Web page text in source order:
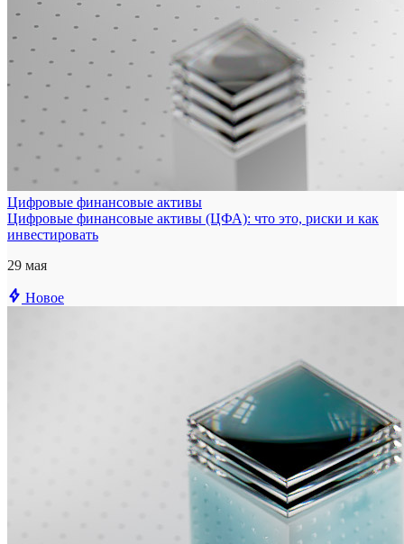
Цифровые финансовые активы
Цифровые финансовые активы (ЦФА): что это, риски и как
инвестировать
29 мая
Новое